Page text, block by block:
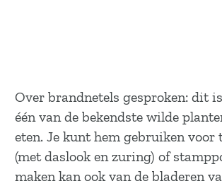
Over brandnetels gesproken: dit
één van de bekendste wilde
eten. Je kunt hem gebruiken voor
(met daslook en zuring) of
maken kan ook van de bladeren